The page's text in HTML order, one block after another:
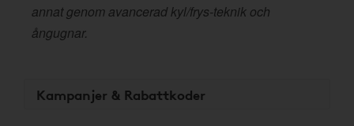
annat genom avancerad kyl/frys-teknik och
ångugnar.
Kampanjer & Rabattkoder